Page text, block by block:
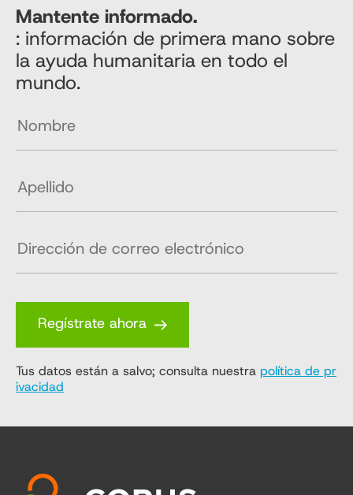
Mantente informado.
: información de primera mano sobre
la ayuda humanitaria en todo el
mundo.
Regístrate ahora
Tus datos están a salvo; consulta nuestra política de pr
ivacidad